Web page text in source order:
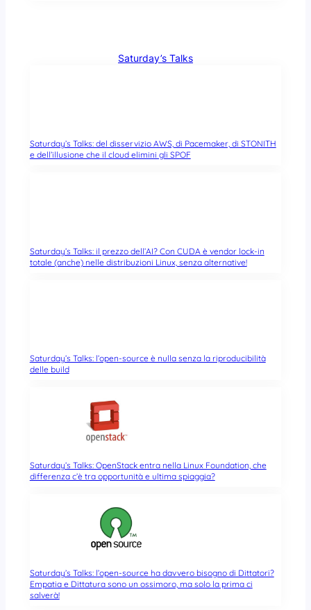
Saturday’s Talks
Saturday’s Talks: del disservizio AWS, di Pacemaker, di STONITH
e dell’illusione che il cloud elimini gli SPOF
Saturday’s Talks: il prezzo dell’AI? Con CUDA è vendor lock-in
totale (anche) nelle distribuzioni Linux, senza alternative!
Saturday’s Talks: l’open-source è nulla senza la riproducibilità
delle build
Saturday’s Talks: OpenStack entra nella Linux Foundation, che
differenza c’è tra opportunità e ultima spiaggia?
Saturday’s Talks: l’open-source ha davvero bisogno di Dittatori?
Empatia e Dittatura sono un ossimoro, ma solo la prima ci
salverà!